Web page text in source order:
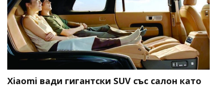
Xiaomi вади гигантски SUV със салон като